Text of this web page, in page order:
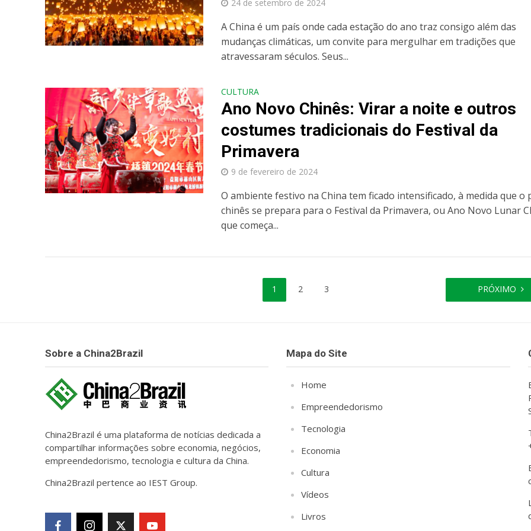
24 de setembro de 2024
A China é um país onde cada estação do ano traz consigo além das
mudanças climáticas, um convite para mergulhar em tradições que
atravessaram séculos. Seus...
CULTURA
Ano Novo Chinês: Virar a noite e outros
costumes tradicionais do Festival da
Primavera
9 de fevereiro de 2024
O ambiente festivo na China tem ficado intensificado, à medida que o
chinês se prepara para o Festival da Primavera, ou Ano Novo Lunar
que começa...
1 2 3 PRÓXIMO
Sobre a China2Brazil
China2Brazil é uma plataforma de notícias dedicada a
compartilhar informações sobre economia, negócios,
empreendedorismo, tecnologia e cultura da China.
China2Brazil pertence ao IEST Group.
Mapa do Site
Home
Empreendedorismo
Tecnologia
Economia
Cultura
Vídeos
Livros